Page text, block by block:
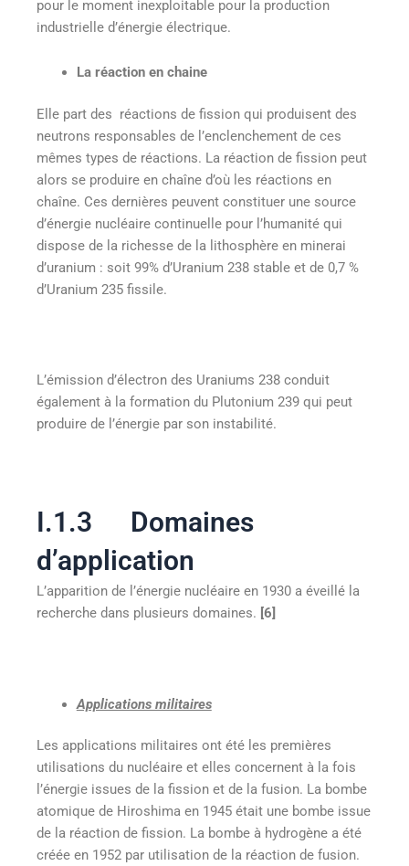
pour le moment inexploitable pour la production
industrielle d’énergie électrique.
La réaction en chaine
Elle part des réactions de fission qui produisent des
neutrons responsables de l’enclenchement de ces
mêmes types de réactions. La réaction de fission peut
alors se produire en chaîne d’où les réactions en
chaîne. Ces dernières peuvent constituer une source
d’énergie nucléaire continuelle pour l’humanité qui
dispose de la richesse de la lithosphère en minerai
d’uranium : soit 99% d’Uranium 238 stable et de 0,7 %
d’Uranium 235 fissile.
L’émission d’électron des Uraniums 238 conduit
également à la formation du Plutonium 239 qui peut
produire de l’énergie par son instabilité.
I.1.3 Domaines
d’application
L’apparition de l’énergie nucléaire en 1930 a éveillé la
recherche dans plusieurs domaines. [6]
Applications militaires
Les applications militaires ont été les premières
utilisations du nucléaire et elles concernent à la fois
l’énergie issues de la fission et de la fusion. La bombe
atomique de Hiroshima en 1945 était une bombe issue
de la réaction de fission. La bombe à hydrogène a été
créée en 1952 par utilisation de la réaction de fusion.